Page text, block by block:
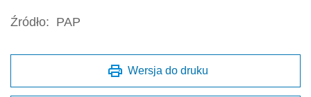
Źródło: PAP
Wersja do druku